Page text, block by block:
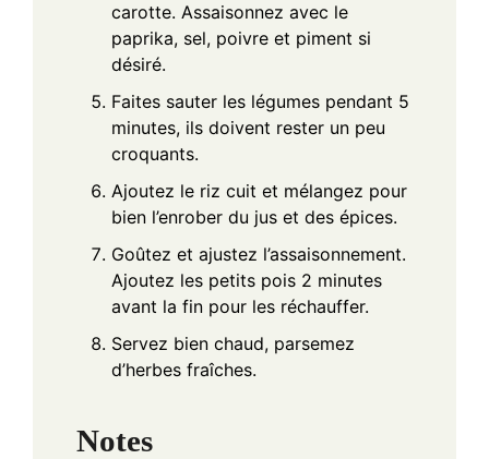
carotte. Assaisonnez avec le
paprika, sel, poivre et piment si
désiré.
Faites sauter les légumes pendant 5
minutes, ils doivent rester un peu
croquants.
Ajoutez le riz cuit et mélangez pour
bien l’enrober du jus et des épices.
Goûtez et ajustez l’assaisonnement.
Ajoutez les petits pois 2 minutes
avant la fin pour les réchauffer.
Servez bien chaud, parsemez
d’herbes fraîches.
Notes